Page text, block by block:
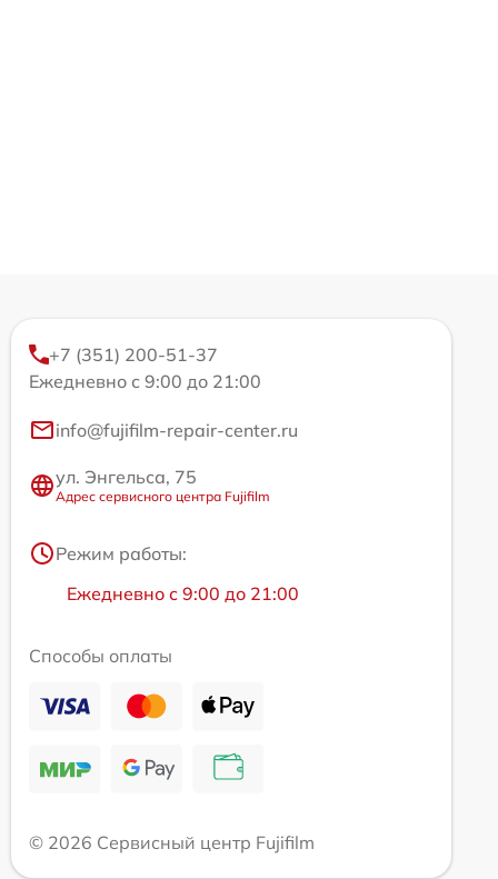
+7 (351) 200-51-37
Ежедневно с 9:00 до 21:00
info@fujifilm-repair-center.ru
ул. Энгельса, 75
Адрес сервисного центра Fujifilm
Режим работы:
Ежедневно с 9:00 до 21:00
Способы оплаты
© 2026 Сервисный центр Fujifilm